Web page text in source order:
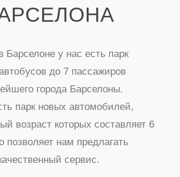
Барселоне у нас есть парк
до 7 пассажиров
города Барселоны.
парк новых автомобилей,
возраст которых составляет 6
позволяет нам предлагать
сервис.